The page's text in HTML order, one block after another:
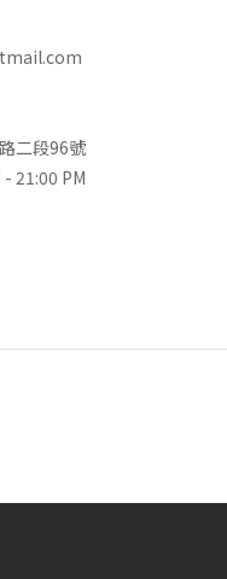
二段96號
21:00 PM